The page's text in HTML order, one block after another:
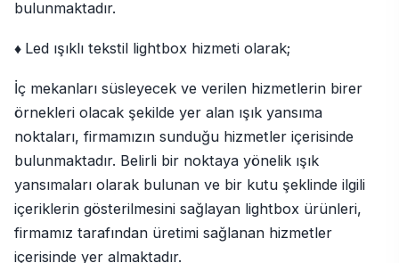
bulunmaktadır.
♦ Led ışıklı tekstil lightbox hizmeti olarak;
İç mekanları süsleyecek ve verilen hizmetlerin birer
örnekleri olacak şekilde yer alan ışık yansıma
noktaları, firmamızın sunduğu hizmetler içerisinde
bulunmaktadır. Belirli bir noktaya yönelik ışık
yansımaları olarak bulunan ve bir kutu şeklinde ilgili
içeriklerin gösterilmesini sağlayan lightbox ürünleri,
firmamız tarafından üretimi sağlanan hizmetler
içerisinde yer almaktadır.